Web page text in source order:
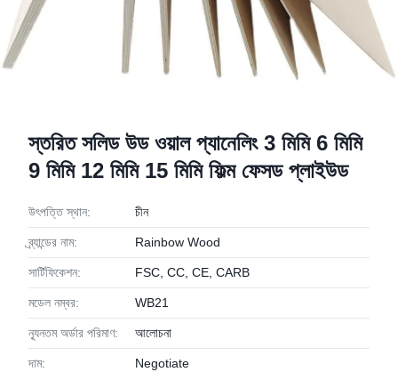
স্তরিত সলিড উড ওয়াল প্যানেলিং 3 মিমি 6 মিমি
9 মিমি 12 মিমি 15 মিমি ফিল্ম ফেসড প্লাইউড
উৎপত্তি স্থান: চীন
ব্র্যান্ডের নাম: Rainbow Wood
সার্টিফিকেশন: FSC, CC, CE, CARB
মডেল নম্বর: WB21
ন্যূনতম অর্ডার পরিমাণ: আলোচনা
দাম: Negotiate